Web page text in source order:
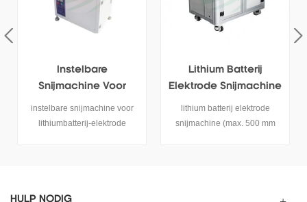
Lithium Batterij
Elektrode Snijmachine
lithium batterij elektrode
snijmachine (max. 500 mm
Nikkel Snijmachine
Voor Batterij Nikkel
Strip
Nickel Cutting Machine For
Battery Nickel Strip
HULP NODIG